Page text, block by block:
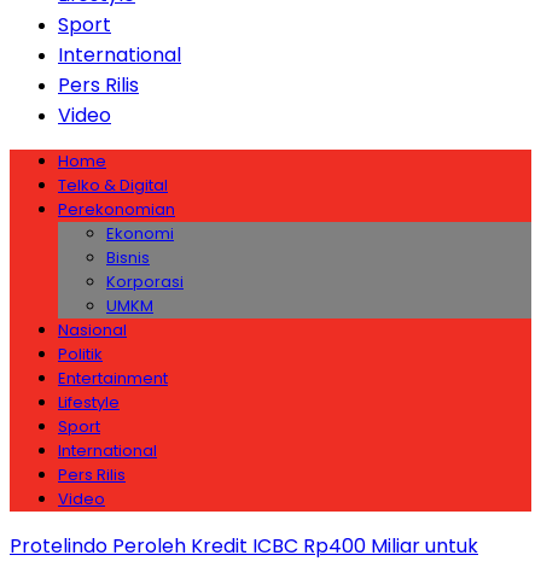
Sport
International
Pers Rilis
Video
Home
Telko & Digital
Perekonomian
Ekonomi
Bisnis
Korporasi
UMKM
Nasional
Politik
Entertainment
Lifestyle
Sport
International
Pers Rilis
Video
Protelindo Peroleh Kredit ICBC Rp400 Miliar untuk